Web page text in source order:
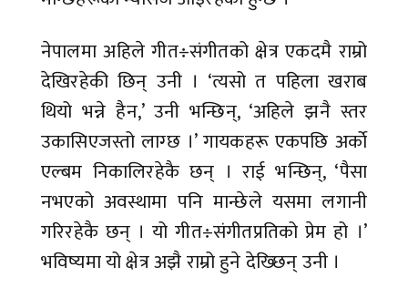
नेपालमा अहिले गीत÷संगीतको क्षेत्र एकदमै राम्रो
देखिरहेकी छिन् उनी । ‘त्यसो त पहिला खराब
थियो भन्ने हैन,’ उनी भन्छिन्, ‘अहिले झनै स्तर
उकासिएजस्तो लाग्छ ।’ गायकहरू एकपछि अर्काे
एल्बम निकालिरहेकै छन् । राई भन्छिन्, ‘पैसा
नभएको अवस्थामा पनि मान्छेले यसमा लगानी
गरिरहेकै छन् । यो गीत÷संगीतप्रतिको प्रेम हो ।’
भविष्यमा यो क्षेत्र अझै राम्रो हुने देख्छिन् उनी ।